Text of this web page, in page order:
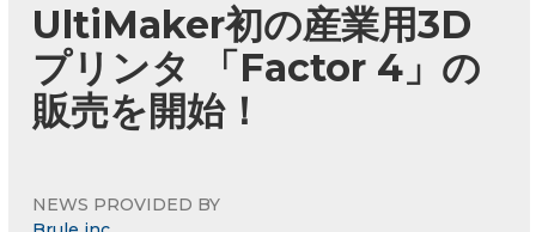
UltiMaker初の産業用3D
プリンタ 「Factor 4」の
販売を開始！
NEWS PROVIDED BY